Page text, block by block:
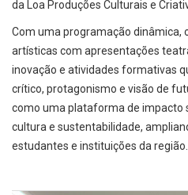
da Loa Produções Culturais e
Com uma programação dinâmica,
artísticas com apresentações
inovação e atividades formativas
crítico, protagonismo e visão de
como uma plataforma de impacto
cultura e sustentabilidade,
estudantes e instituições da região.